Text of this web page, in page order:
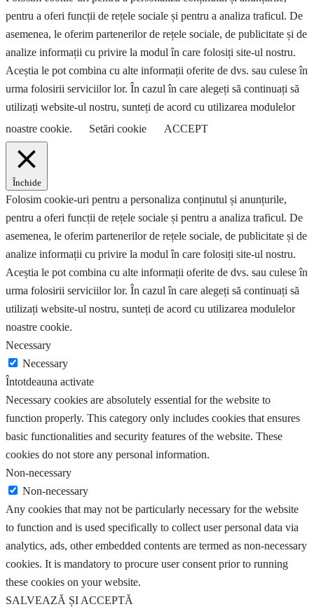
pentru a oferi funcții de rețele sociale și pentru a analiza traficul. De
asemenea, le oferim partenerilor de rețele sociale, de publicitate și de
analize informații cu privire la modul în care folosiți site-ul nostru.
Aceștia le pot combina cu alte informații oferite de dvs. sau culese în
urma folosirii serviciilor lor. În cazul în care alegeți să continuați să
utilizați website-ul nostru, sunteți de acord cu utilizarea modulelor
noastre cookie.
Setări cookie ACCEPT
Închide
Folosim cookie-uri pentru a personaliza conținutul și anunțurile,
pentru a oferi funcții de rețele sociale și pentru a analiza traficul. De
asemenea, le oferim partenerilor de rețele sociale, de publicitate și de
analize informații cu privire la modul în care folosiți site-ul nostru.
Aceștia le pot combina cu alte informații oferite de dvs. sau culese în
urma folosirii serviciilor lor. În cazul în care alegeți să continuați să
utilizați website-ul nostru, sunteți de acord cu utilizarea modulelor
noastre cookie.
Necessary
Necessary
Întotdeauna activate
Necessary cookies are absolutely essential for the website to
function properly. This category only includes cookies that ensures
basic functionalities and security features of the website. These
cookies do not store any personal information.
Non-necessary
Non-necessary
Any cookies that may not be particularly necessary for the website
to function and is used specifically to collect user personal data via
analytics, ads, other embedded contents are termed as non-necessary
cookies. It is mandatory to procure user consent prior to running
these cookies on your website.
SALVEAZĂ ȘI ACCEPTĂ